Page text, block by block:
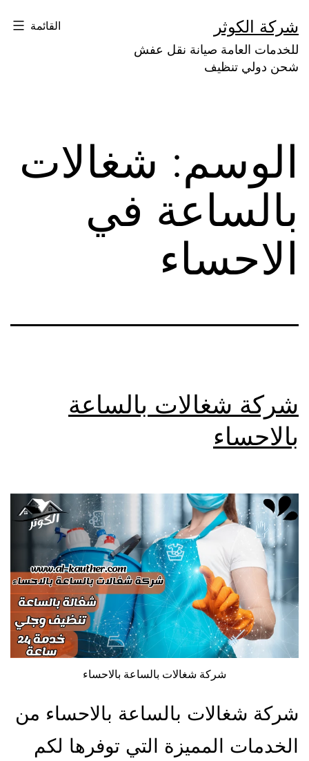
إلى
المحتوى
شركة الكوثر
للخدمات العامة صيانة نقل عفش
شحن دولي تنظيف
القائمة
الوسم: شغالات
بالساعة في
الاحساء
شركة شغالات بالساعة
بالاحساء
شركة شغالات بالساعة بالاحساء
شركة شغالات بالساعة بالاحساء من
الخدمات المميزة التي توفرها لكم